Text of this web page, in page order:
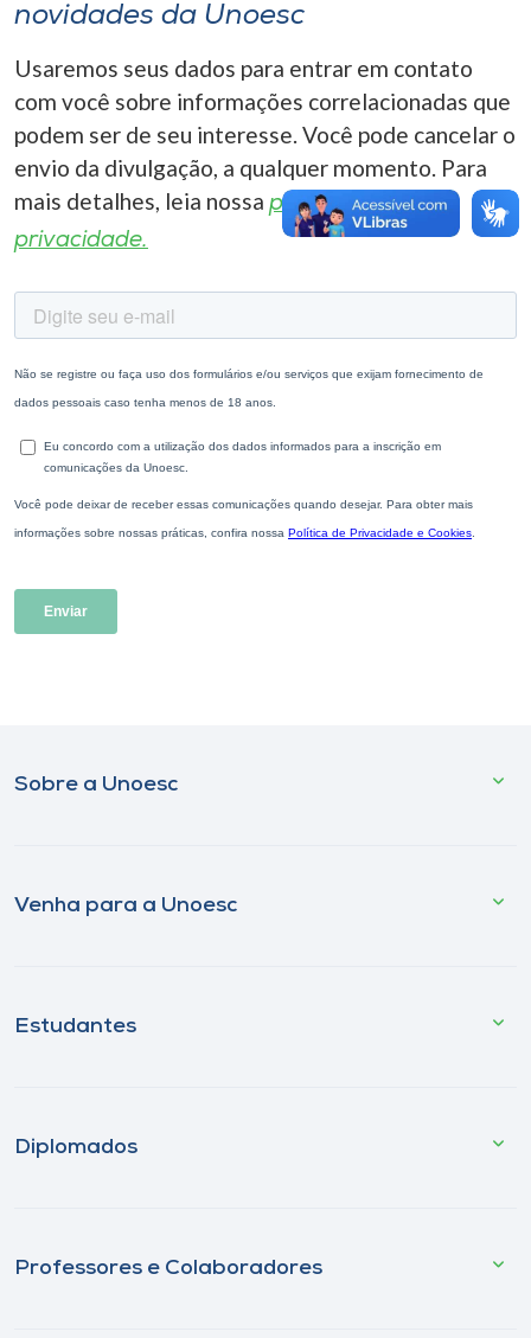
novidades da Unoesc
Usaremos seus dados para entrar em contato
com você sobre informações correlacionadas que
podem ser de seu interesse. Você pode cancelar o
envio da divulgação, a qualquer momento. Para
mais detalhes, leia nossa política de
privacidade.
Sobre a Unoesc
Venha para a Unoesc
Estudantes
Diplomados
Professores e Colaboradores